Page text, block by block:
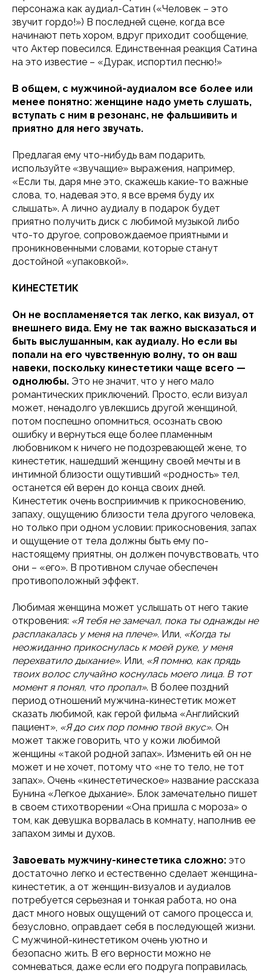
персонажа как аудиал-Сатин («Человек – это
звучит гордо!») В последней сцене, когда все
начинают петь хором, вдруг приходит сообщение,
что Актер повесился. Единственная реакция Сатина
на это известие – «Дурак, испортил песню!»
В общем, с мужчиной-аудиалом все более или
менее понятно: женщине надо уметь слушать,
вступать с ним в резонанс, не фальшивить и
приятно для него звучать.
Предлагая ему что-нибудь вам подарить,
используйте «звучащие» выражения, например,
«Если ты, даря мне это, скажешь какие-то важные
слова, то, надевая это, я все время буду их
слышать». А лично аудиалу в подарок будет
приятно получить диск с любимой музыкой либо
что-то другое, сопровождаемое приятными и
проникновенными словами, которые станут
достойной «упаковкой».
КИНЕСТЕТИК
Он не воспламеняется так легко, как визуал, от
внешнего вида. Ему не так важно высказаться и
быть выслушанным, как аудиалу. Но если вы
попали на его чувственную волну, то он ваш
навеки, поскольку кинестетики чаще всего —
однолюбы. Это не значит, что у него мало
романтических приключений. Просто, если визуал
может, ненадолго увлекшись другой женщиной,
потом поспешно опомниться, осознать свою
ошибку и вернуться еще более пламенным
любовником к ничего не подозревающей жене, то
кинестетик, нашедший женщину своей мечты и в
интимной близости ощутивший «родность» тел,
останется ей верен до конца своих дней.
Кинестетик очень восприимчив к прикосновению,
запаху, ощущению близости тела другого человека,
но только при одном условии: прикосновения, запах
и ощущение от тела должны быть ему по-
настоящему приятны, он должен почувствовать, что
они – «его». В противном случае обеспечен
противоположный эффект.
Любимая женщина может услышать от него такие
откровения: «Я тебя не замечал, пока ты однажды не
расплакалась у меня на плече». Или, «Когда ты
неожиданно прикоснулась к моей руке, у меня
перехватило дыхание». Или, «Я помню, как прядь
твоих волос случайно коснулась моего лица. В тот
момент я понял, что пропал». В более поздний
период отношений мужчина-кинестетик может
сказать любимой, как герой фильма «Английский
пациент», «Я до сих пор помню твой вкус». Он
может также говорить, что у кожи любимой
женщины «такой родной запах». Изменить ей он не
может и не хочет, потому что «не то тело, не тот
запах». Очень «кинестетическое» название рассказа
Бунина «Легкое дыхание». Блок замечательно пишет
в своем стихотворении «Она пришла с мороза» о
том, как девушка ворвалась в комнату, наполнив ее
запахом зимы и духов.
Завоевать мужчину-кинестетика сложно: это
достаточно легко и естественно сделает женщина-
кинестетик, а от женщин-визуалов и аудиалов
потребуется серьезная и тонкая работа, но она
даст много новых ощущений от самого процесса и,
безусловно, оправдает себя в последующей жизни.
С мужчиной-кинестетиком очень уютно и
безопасно жить. В его верности можно не
сомневаться, даже если его подруга поправилась,